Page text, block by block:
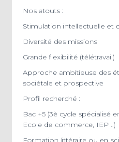
Nos atouts :
Stimulation intellectuelle et
Diversité des missions
Grande flexibilité (télétravail)
Approche ambitieuse des
sociétale et prospective
Profil recherché :
Bac +5 (3è cycle spécialisé
Ecole de commerce, IEP ..)
Formation littéraire ou en